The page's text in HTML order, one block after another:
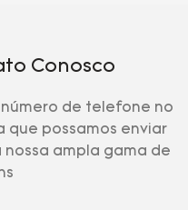
Conosco
de telefone no
possamos enviar
ampla gama de